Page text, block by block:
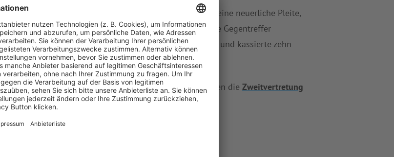
Abwehrmisere? Im Spiel gegen
setzte es eine neuerliche Pleite,
Die Defensive vonDJK TSV Astmuss bis dato zu viele Gegentreffer
dieser Saison sammelteDJK TSV Astbisher zwei Siege und kassierte zehn
ETSV 09 Landshut,DJK TSV Astspielt am selben Tag gegen dieZweitvertretung